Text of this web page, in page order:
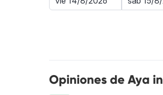
Opiniones de Aya